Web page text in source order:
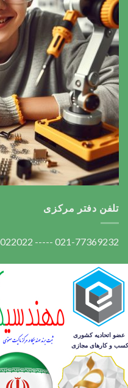
تلفن دفتر مرکزی
021-77369232 ----- 09191022022